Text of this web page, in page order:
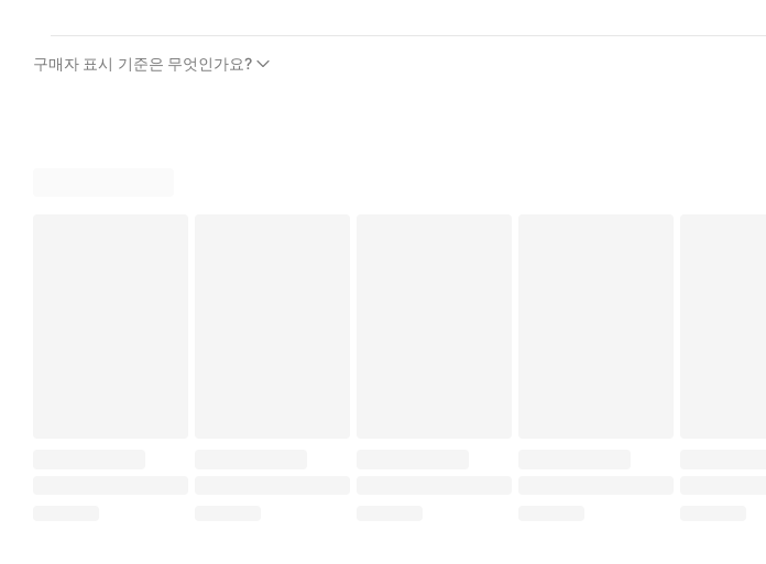
구매자 표시 기준은 무엇인가요?